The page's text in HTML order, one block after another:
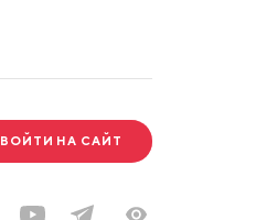
ВОЙТИ НА САЙТ